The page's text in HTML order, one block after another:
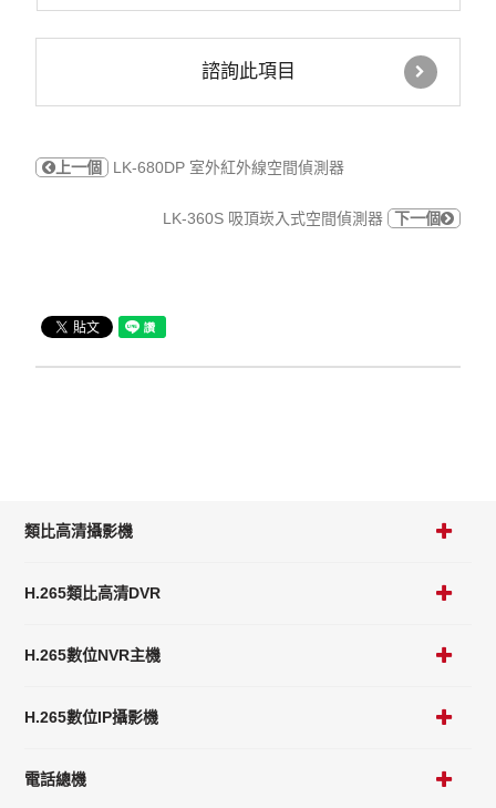
類比高清攝影機
H.265類比高清DVR
H.265數位NVR主機
H.265數位IP攝影機
電話總機
諮詢此項目
上一個 LK-680DP 室外紅外線空間偵測器
LK-360S 吸頂崁入式空間偵測器 下一個